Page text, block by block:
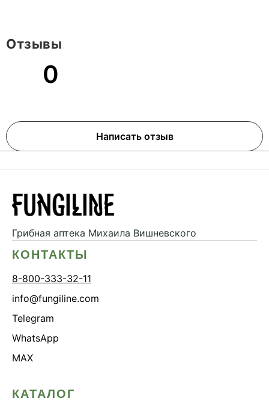
0
Написать отзыв
Отзывы
Грибная аптека Михаила Вишневского
КОНТАКТЫ
8-800-333-32-11
info@fungiline.com
Telegram
WhatsApp
MAX
КАТАЛОГ